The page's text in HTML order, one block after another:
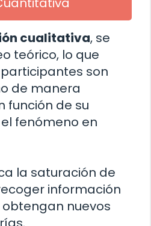
cualitativa, se
teórico, lo que
son
de manera
función de su
fenómeno en
la saturación de
información
nuevos